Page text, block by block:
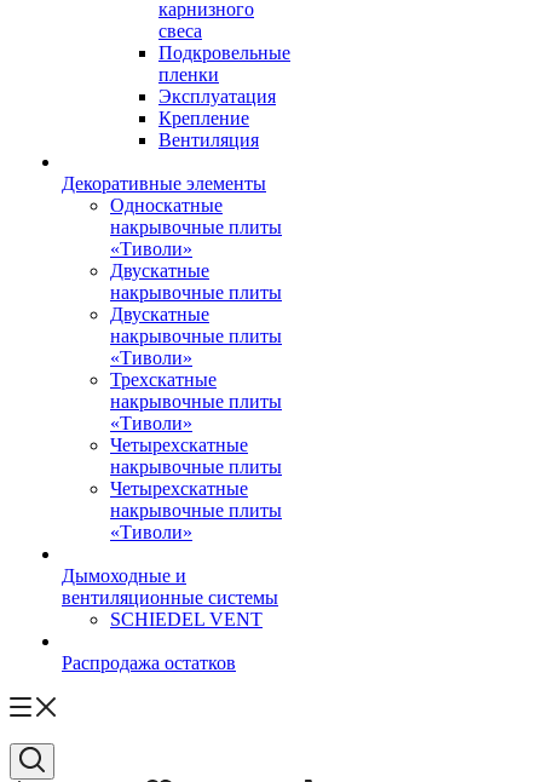
карнизного
свеса
Подкровельные
пленки
Эксплуатация
Крепление
Вентиляция
Декоративные элементы
Односкатные
накрывочные плиты
«Тиволи»
Двускатные
накрывочные плиты
Двускатные
накрывочные плиты
«Тиволи»
Трехскатные
накрывочные плиты
«Тиволи»
Четырехскатные
накрывочные плиты
Четырехскатные
накрывочные плиты
«Тиволи»
Дымоходные и
вентиляционные системы
SCHIEDEL VENT
Распродажа остатков